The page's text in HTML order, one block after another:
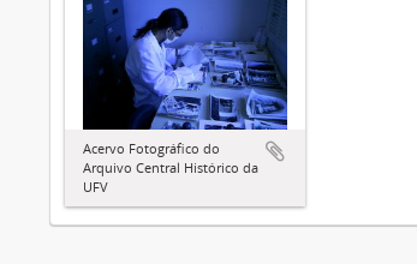
Acervo Fotográfico do
Arquivo Central Histórico da
UFV